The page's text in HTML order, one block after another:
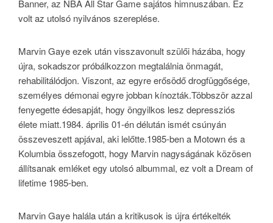
Banner, az NBA All Star Game sajátos himnuszában. Ez
volt az utolsó nyilvános szereplése.
Marvin Gaye ezek után visszavonult szülői házába, hogy
újra, sokadszor próbálkozzon megtalálnia önmagát,
rehabilitálódjon. Viszont, az egyre erősödő drogfüggősége,
személyes démonai egyre jobban kínozták.Többször azzal
fenyegette édesapját, hogy öngyilkos lesz depressziós
élete miatt.1984. április 01-én délután ismét csúnyán
összeveszett apjával, aki lelőtte.1985-ben a Motown és a
Kolumbia összefogott, hogy Marvin nagyságának közösen
állítsanak emléket egy utolsó albummal, ez volt a Dream of
lifetime 1985-ben.
Marvin Gaye halála után a kritikusok is újra értékelték